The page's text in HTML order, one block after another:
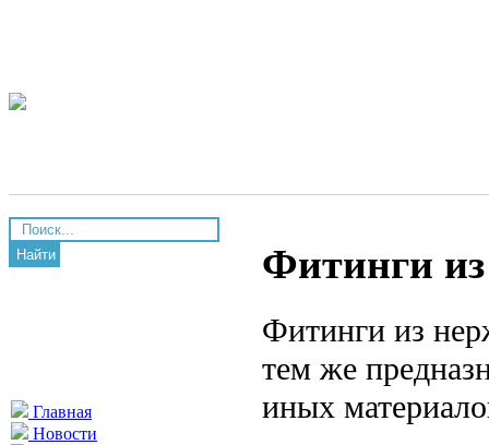
Найти
Главная
Новости
Фитинги
Фитинги из
тем же
иных